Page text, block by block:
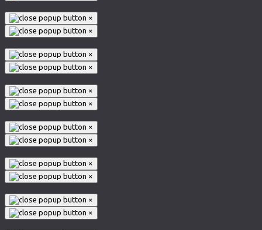
×
×
×
×
×
×
×
×
×
×
×
×